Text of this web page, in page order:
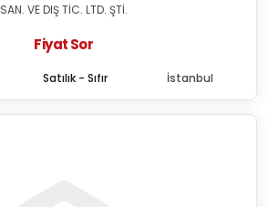
SAN. VE DIŞ TİC. LTD. ŞTİ.
Fiyat Sor
Satılık - Sıfır İstanbul